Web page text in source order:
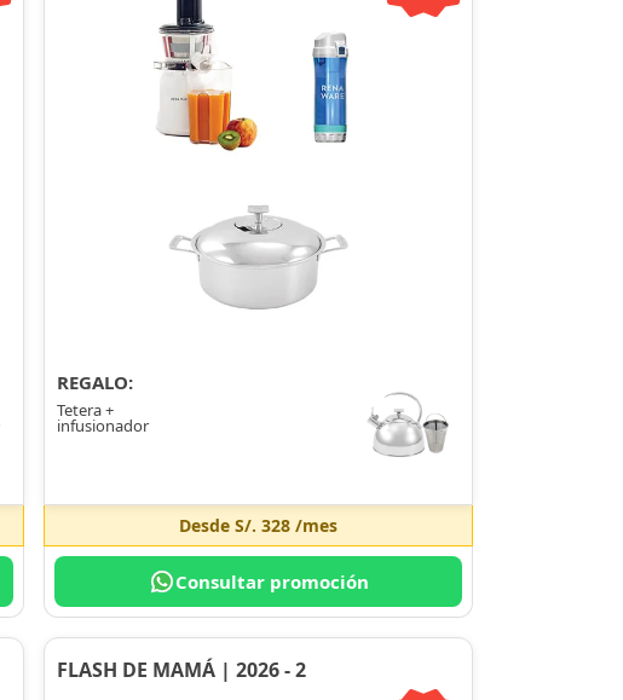
REGALO:
Tetera +
infusionador
DesdeS/. 328 /mes
Consultar promoción
FLASH DE MAMÁ | 2026 - 2